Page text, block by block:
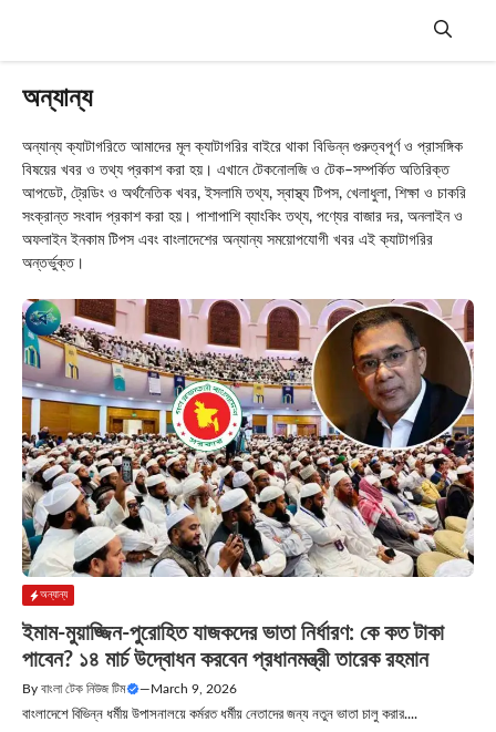
Menu
অন্যান্য
অন্যান্য ক্যাটাগরিতে আমাদের মূল ক্যাটাগরির বাইরে থাকা বিভিন্ন গুরুত্বপূর্ণ ও প্রাসঙ্গিক
বিষয়ের খবর ও তথ্য প্রকাশ করা হয়। এখানে টেকনোলজি ও টেক–সম্পর্কিত অতিরিক্ত
আপডেট, ট্রেডিং ও অর্থনৈতিক খবর, ইসলামি তথ্য, স্বাস্থ্য টিপস, খেলাধুলা, শিক্ষা ও চাকরি
সংক্রান্ত সংবাদ প্রকাশ করা হয়। পাশাপাশি ব্যাংকিং তথ্য, পণ্যের বাজার দর, অনলাইন ও
অফলাইন ইনকাম টিপস এবং বাংলাদেশের অন্যান্য সময়োপযোগী খবর এই ক্যাটাগরির
অন্তর্ভুক্ত।
অন্যান্য
ইমাম-মুয়াজ্জিন-পুরোহিত যাজকদের ভাতা নির্ধারণ: কে কত টাকা
পাবেন? ১৪ মার্চ উদ্বোধন করবেন প্রধানমন্ত্রী তারেক রহমান
By বাংলা টেক নিউজ টিম —March 9, 2026
বাংলাদেশে বিভিন্ন ধর্মীয় উপাসনালয়ে কর্মরত ধর্মীয় নেতাদের জন্য নতুন ভাতা চালু করার....